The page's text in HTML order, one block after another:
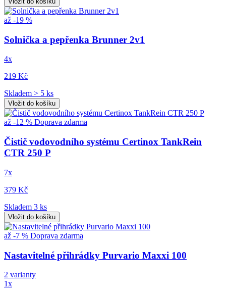
až -19 %
Solnička a pepřenka Brunner 2v1
4x
219 Kč
Skladem > 5 ks
Vložit do košíku
až -12 % Doprava zdarma
Čistič vodovodního systému Certinox TankRein
CTR 250 P
7x
379 Kč
Skladem 3 ks
Vložit do košíku
až -7 % Doprava zdarma
Nastavitelné přihrádky Purvario Maxxi 100
2 varianty
1x